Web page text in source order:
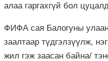
алаа гаргахгүй бол
ФИФА сая Балогуны
заалтаар түдгэлзүүлж,
жил гэж заасан байна/